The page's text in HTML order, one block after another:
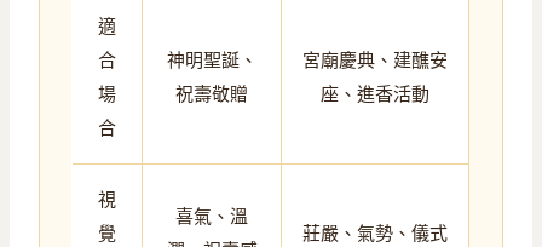
適
合
場
合
神明聖誕、
祝壽敬贈
宮廟慶典、建醮安
座、進香活動
視
覺
喜氣、溫
莊嚴、氣勢、儀式